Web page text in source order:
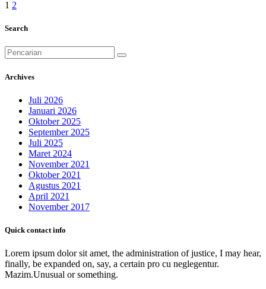
Paginasi
pos
1 2
Search
Pencarian
untuk:
Archives
Juli 2026
Januari 2026
Oktober 2025
September 2025
Juli 2025
Maret 2024
November 2021
Oktober 2021
Agustus 2021
April 2021
November 2017
Quick contact info
Lorem ipsum dolor sit amet, the administration of justice, I may hear,
finally, be expanded on, say, a certain pro cu neglegentur.
Mazim.Unusual or something.